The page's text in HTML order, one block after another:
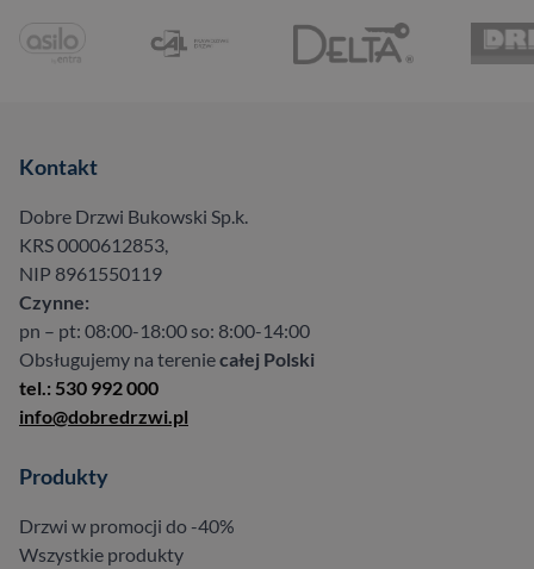
Kontakt
Dobre Drzwi Bukowski Sp.k.
KRS 0000612853,
NIP 8961550119
Czynne:
pn – pt: 08:00-18:00 so: 8:00-14:00
Obsługujemy na tereniecałej Polski
tel.: 530 992 000
info@dobredrzwi.pl
Produkty
Drzwi w promocji do -40%
Wszystkie produkty